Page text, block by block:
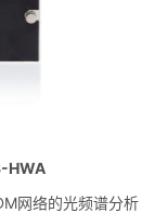
HWA
网络的光频谱分析